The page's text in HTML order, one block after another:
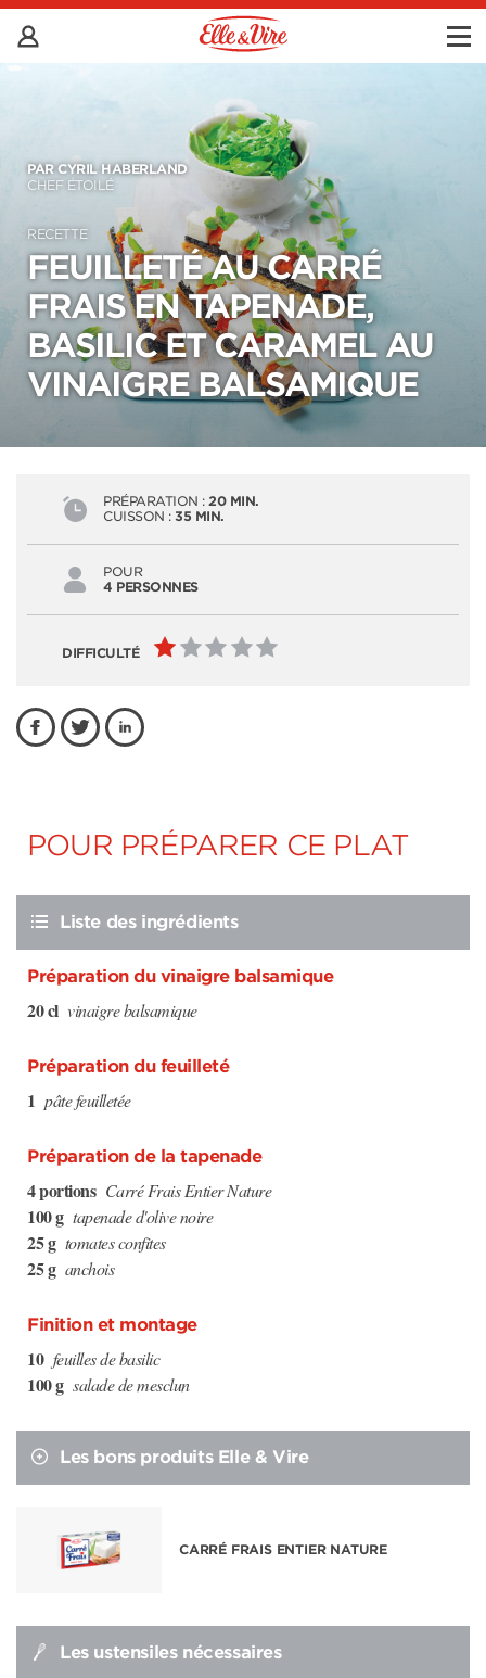
PAR CYRIL HABERLAND
CHEF ÉTOILÉ
RECETTE
FEUILLETÉ AU CARRÉ
FRAIS EN TAPENADE,
BASILIC ET CARAMEL AU
VINAIGRE BALSAMIQUE
PRÉPARATION : 20 MIN.
CUISSON : 35 MIN.
POUR
4 PERSONNES
DIFFICULTÉ
POUR PRÉPARER CE PLAT
Liste des ingrédients
Préparation du vinaigre balsamique
20 cl vinaigre balsamique
Préparation du feuilleté
1 pâte feuilletée
Préparation de la tapenade
4 portions Carré Frais Entier Nature
100 g tapenade d'olive noire
25 g tomates confites
25 g anchois
Finition et montage
10 feuilles de basilic
100 g salade de mesclun
Les bons produits Elle & Vire
CARRÉ FRAIS ENTIER NATURE
Les ustensiles nécessaires